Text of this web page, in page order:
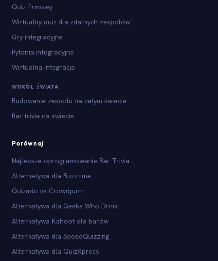
Quiz firmowy
Wirtualny quiz dla zdalnych zespołów
Gry integracyjne
Pytania integracyjne
Wirtualna integracja
WOKÓŁ ŚWIATA
Budowanie zespołu na całym świecie
Bar trivia na świecie
Porównaj
Najlepsze oprogramowanie Bar Trivia
Alternatywa dla Buzztime
Quizado vs Crowdpurr
Alternatywa dla Geeks Who Drink
Alternatywa Kahoot dla barów
Alternatywa dla SpeedQuizzing
Alternatywa dla QuizXpress